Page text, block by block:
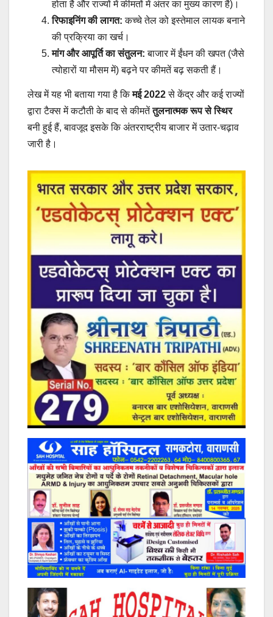
होता है और राज्यों में कीमतों में अंतर का मुख्य कारण है)।
रिफाइनिंग की लागत: कच्चे तेल को इस्तेमाल लायक बनाने
की प्रक्रिया का खर्च।
मांग और आपूर्ति का संतुलन: बाजार में ईंधन की खपत (जैसे
त्योहारों या मौसम में) बढ़ने पर कीमतें बढ़ सकती हैं।
लेख में यह भी बताया गया है किमई 2022से केंद्र और कई राज्यों
द्वारा टैक्स में कटौती के बाद से कीमतेंतुलनात्मक रूप से स्थिर
बनी हुई हैं, बावजूद इसके कि अंतरराष्ट्रीय बाजार में उतार-चढ़ाव
जारी है।